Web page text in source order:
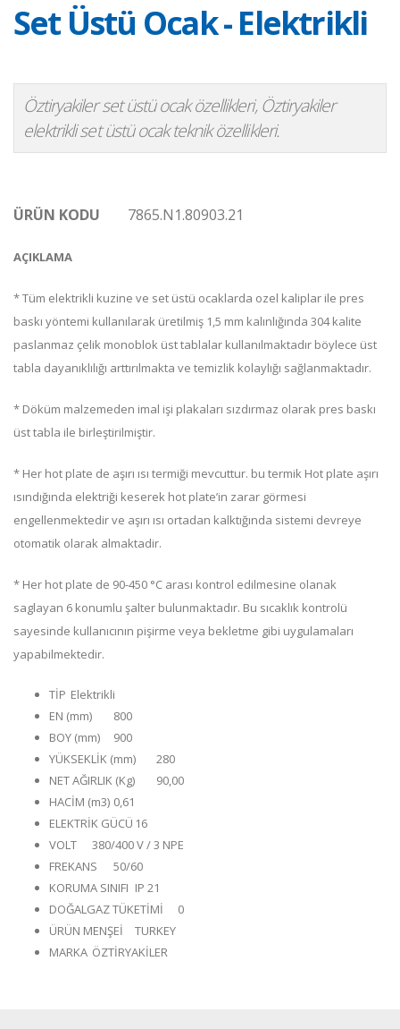
Set Üstü Ocak - Elektrikli
Öztiryakiler set üstü ocak özellikleri, Öztiryakiler
elektrikli set üstü ocak teknik özellikleri.
ÜRÜN KODU 7865.N1.80903.21
AÇIKLAMA
* Tüm elektrikli kuzine ve set üstü ocaklarda ozel kaliplar ile pres
baskı yöntemi kullanılarak üretilmiş 1,5 mm kalınlığında 304 kalite
paslanmaz çelik monoblok üst tablalar kullanılmaktadır böylece üst
tabla dayanıklılığı arttırılmakta ve temizlik kolaylığı sağlanmaktadır.
* Döküm malzemeden imal işi plakaları sızdırmaz olarak pres baskı
üst tabla ile birleştirilmiştir.
* Her hot plate de aşırı ısı termiği mevcuttur. bu termik Hot plate aşırı
ısındığında elektriği keserek hot plate’in zarar görmesi
engellenmektedir ve aşırı ısı ortadan kalktığında sistemi devreye
otomatik olarak almaktadir.
* Her hot plate de 90-450 °C arası kontrol edilmesine olanak
saglayan 6 konumlu şalter bulunmaktadır. Bu sıcaklık kontrolü
sayesinde kullanıcının pişirme veya bekletme gibi uygulamaları
yapabilmektedir.
TİP Elektrikli
EN (mm)
800
BOY (mm)
900
YÜKSEKLİK (mm)
280
NET AĞIRLIK (Kg)
90,00
HACİM (m3) 0,61
ELEKTRİK GÜCÜ 16
VOLT
380/400 V / 3 NPE
FREKANS
50/60
KORUMA SINIFI IP 21
DOĞALGAZ TÜKETİMİ
0
ÜRÜN MENŞEİ
TURKEY
MARKA ÖZTİRYAKİLER